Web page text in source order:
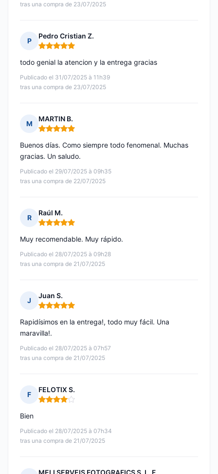
tras una compra de 23/07/2025
P
Pedro Cristian Z.
Nota: 5 de 5
Publicado el 31/07/2025 à 11h39
tras una compra de 23/07/2025
todo genial la atencion y la entrega gracias
M
MARTIN B.
Nota: 5 de 5
Publicado el 29/07/2025 à 09h35
tras una compra de 22/07/2025
Buenos días. Como siempre todo fenomenal. Muchas
gracias. Un saludo.
R
Raúl M.
Nota: 5 de 5
Publicado el 28/07/2025 à 09h28
tras una compra de 21/07/2025
Muy recomendable. Muy rápido.
J
Juan S.
Nota: 5 de 5
Publicado el 28/07/2025 à 07h57
tras una compra de 21/07/2025
Rapidísimos en la entrega!, todo muy fácil. Una
maravilla!.
F
FELOTIX S.
Nota: 4 de 5
Publicado el 28/07/2025 à 07h34
tras una compra de 21/07/2025
Bien